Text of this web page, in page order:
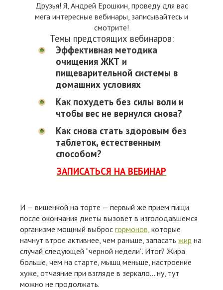
Друзья! Я, Андрей Ерошкин, проведу для вас
мега интересные вебинары, записывайтесь и
смотрите!
Темы предстоящих вебинаров:
Эффективная методика
очищения ЖКТ и
пищеварительной системы в
домашних условиях
Как похудеть без силы воли и
чтобы вес не вернулся снова?
Как снова стать здоровым без
таблеток, естественным
способом?
ЗАПИСАТЬСЯ НА ВЕБИНАР
И — вишенкой на торте — первый же прием пищи
после окончания диеты вызовет в изголодавшемся
организме мощный выброс гормонов, которые
начнут втрое активнее, чем раньше, запасать жир на
случай следующей “черной недели”. Итог? Жира
больше, чем на старте, мышц меньше, настроение
хуже, отчаяние при взгляде в зеркало… ну, тут
можно не продолжать.